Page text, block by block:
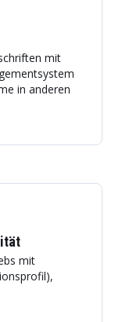
mit
in anderen
mit